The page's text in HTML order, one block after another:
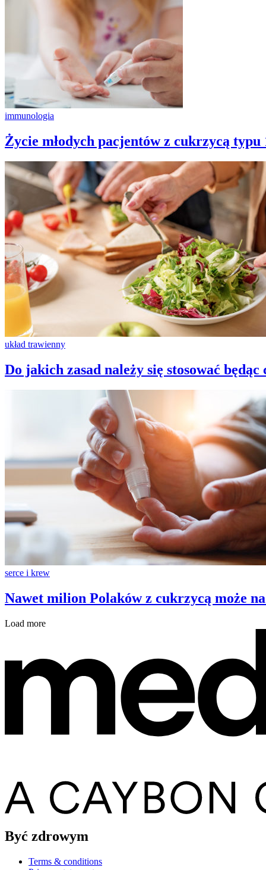
immunologia
Życie młodych pacjentów z cukrzycą typu
układ trawienny
Do jakich zasad należy się stosować
serce i krew
Nawet milion Polaków z cukrzycą może
Load more
Być zdrowym
Terms & conditions